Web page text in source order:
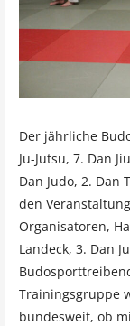
Der jährliche
Ju-Jutsu, 7. Dan
Dan Judo, 2. Dan
den
Organisatoren,
Landeck, 3. Dan
Trainingsgruppe
bundesweit, ob